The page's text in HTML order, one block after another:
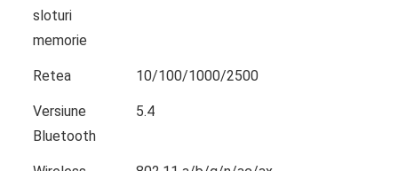
sloturi
memorie
Retea 10/100/1000/2500
Versiune
Bluetooth
5.4